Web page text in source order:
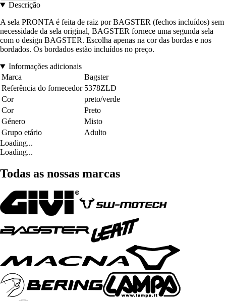
Descrição
A sela PRONTA é feita de raiz por BAGSTER (fechos incluídos) sem
necessidade da sela original, BAGSTER fornece uma segunda sela
com o design BAGSTER. Escolha apenas na cor das bordas e nos
bordados. Os bordados estão incluídos no preço.
Informações adicionais
Marca
Bagster
Referência do fornecedor 5378ZLD
Cor
preto/verde
Cor
Preto
Género
Misto
Grupo etário
Adulto
Loading...
Loading...
Todas as nossas marcas